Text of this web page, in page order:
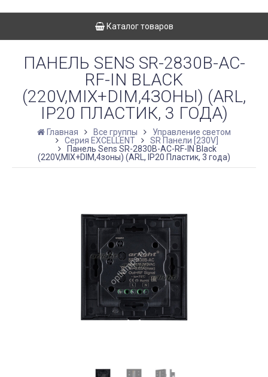
Каталог товаров
ПАНЕЛЬ SENS SR-2830B-AC-
RF-IN BLACK
(220V,MIX+DIM,4ЗОНЫ) (ARL,
IP20 ПЛАСТИК, 3 ГОДА)
Главная Все группы
Управление светом
Серия EXCELLENT
SR Панели [230V]
Панель Sens SR-2830B-AC-RF-IN Black
(220V,MIX+DIM,4зоны) (ARL, IP20 Пластик, 3 года)